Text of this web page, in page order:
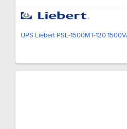
UPS Liebert PSL-1500MT-120